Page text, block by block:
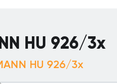
HU 926/3x
HU 926/3x